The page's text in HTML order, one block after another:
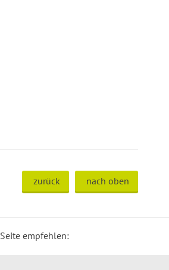
zurück nach oben
Seite empfehlen: